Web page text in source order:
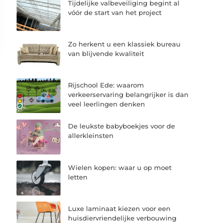
Tijdelijke valbeveiliging begint al
vóór de start van het project
Zo herkent u een klassiek bureau
van blijvende kwaliteit
Rijschool Ede: waarom
verkeerservaring belangrijker is dan
veel leerlingen denken
De leukste babyboekjes voor de
allerkleinsten
Wielen kopen: waar u op moet
letten
Luxe laminaat kiezen voor een
huisdiervriendelijke verbouwing